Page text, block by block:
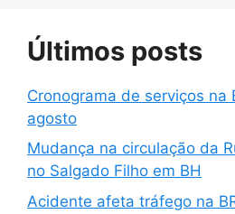
Últimos posts
Cronograma de serviços na
agosto
Mudança na circulação da
no Salgado Filho em BH
Acidente afeta tráfego na